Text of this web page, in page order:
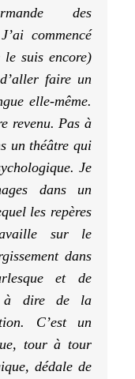
des
commencé
suis encore)
faire un
elle-même.
revenu. Pas à
un théâtre qui
Je
dans un
les repères
sur le
dans
et de
à dire de la
C’est un
tour à tour
dédale de